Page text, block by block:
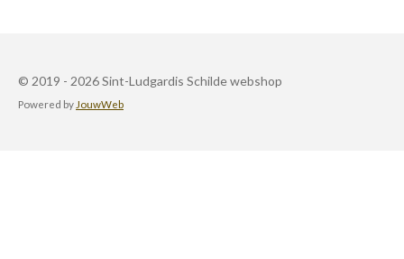
© 2019 - 2026 Sint-Ludgardis Schilde webshop
Powered by JouwWeb